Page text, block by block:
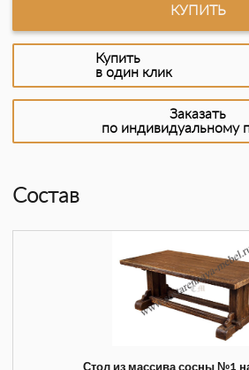
КУПИТЬ
Купить
в один клик
Заказать
по индивидуальному
Состав
Стол из массива сосны №1